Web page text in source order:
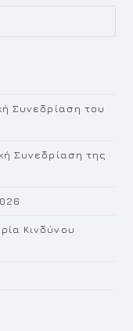
Συνεδρίαση του
Συνεδρίαση της
Κινδύνου